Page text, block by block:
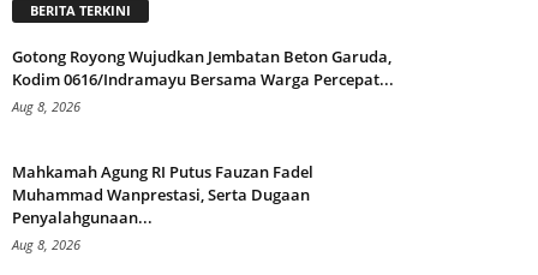
BERITA TERKINI
Gotong Royong Wujudkan Jembatan Beton Garuda,
Kodim 0616/Indramayu Bersama Warga Percepat...
Aug 8, 2026
Mahkamah Agung RI Putus Fauzan Fadel
Muhammad Wanprestasi, Serta Dugaan
Penyalahgunaan...
Aug 8, 2026